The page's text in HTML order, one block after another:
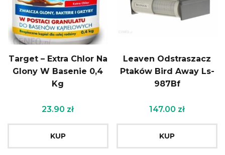
Target – Extra Chlor Na
Glony W Basenie 0,4
Kg
23.90 zł
KUP
Leaven Odstraszacz
Ptaków Bird Away Ls-
987Bf
147.00 zł
KUP